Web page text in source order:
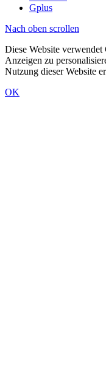
Gplus
Nach oben scrollen
Diese Website
Anzeigen zu
Nutzung dieser Website
OK